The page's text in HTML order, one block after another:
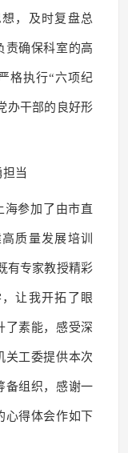
，及时复盘总
责确保科室的高
格执行“六项纪
办干部的良好形
当
参加了由市直
质量发展培训
有专家教授精彩
让我开拓了眼
了素能，感受深
关工委提供本次
备组织，感谢一
心得体会作如下